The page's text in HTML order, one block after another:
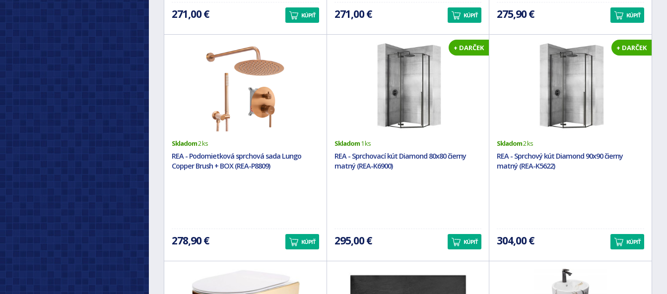
271,00 € KÚPIŤ 271,00 € KÚPIŤ 275,90 € KÚPIŤ
Skladom2 ks
REA - Podomietková sprchová sada Lungo
Copper Brush + BOX (REA-P8809)
278,90 € KÚPIŤ
Skladom1 ks
REA - Sprchovací kút Diamond 80x80 čierny
matný (REA-K6900)
+ DARČEK
295,00 € KÚPIŤ
Skladom2 ks
REA - Sprchový kút Diamond 90x90 čierny
matný (REA-K5622)
+ DARČEK
304,00 € KÚPIŤ